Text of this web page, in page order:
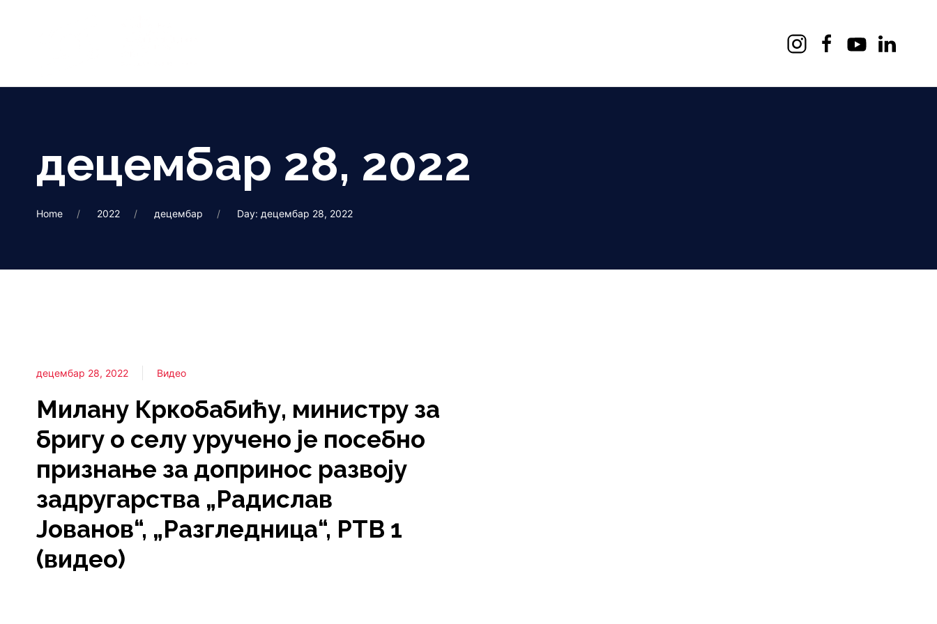
децембар 28, 2022
Home 2022 децембар Day: децембар 28, 2022
децембар 28, 2022 Видео
Милану Кркобабићу, министру за
бригу о селу уручено је посебно
признање за допринос развоју
задругарства „Радислав
Јованов“, „Разгледница“, РТВ 1
(видео)